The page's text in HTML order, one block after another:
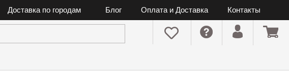
Доставка по городам Блог Оплата и Доставка Контакты